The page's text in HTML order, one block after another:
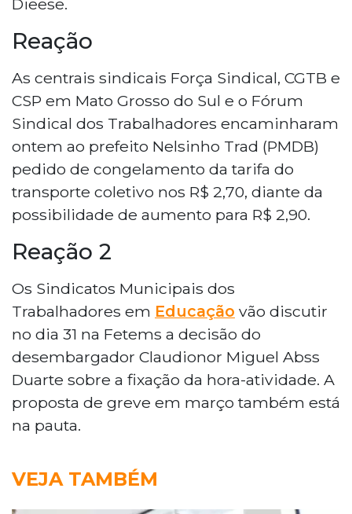
Reação
As centrais sindicais Força Sindical, CGTB e
CSP em Mato Grosso do Sul e o Fórum
Sindical dos Trabalhadores encaminharam
ontem ao prefeito Nelsinho Trad (PMDB)
pedido de congelamento da tarifa do
transporte coletivo nos R$ 2,70, diante da
possibilidade de aumento para R$ 2,90.
Reação 2
Os Sindicatos Municipais dos
Trabalhadores em Educação vão discutir
no dia 31 na Fetems a decisão do
desembargador Claudionor Miguel Abss
Duarte sobre a fixação da hora-atividade. A
proposta de greve em março também está
na pauta.
VEJA TAMBÉM